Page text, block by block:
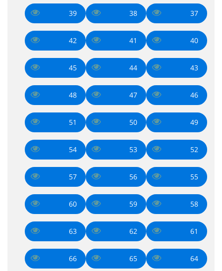
37
38
39
40
41
42
43
44
45
46
47
48
49
50
51
52
53
54
55
56
57
58
59
60
61
62
63
64
65
66